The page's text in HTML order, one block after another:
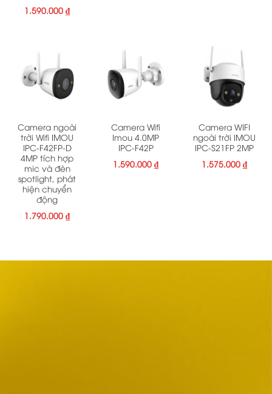
1.590.000₫
Camera ngoài
trời Wifi IMOU
IPC-F42FP-D
4MP tích hợp
mic và đèn
spotlight, phát
hiện chuyển
động
1.790.000₫
Camera Wifi
Imou 4.0MP
IPC-F42P
1.590.000₫
Camera WIFI
ngoài trời IMOU
IPC-S21FP 2MP
1.575.000₫